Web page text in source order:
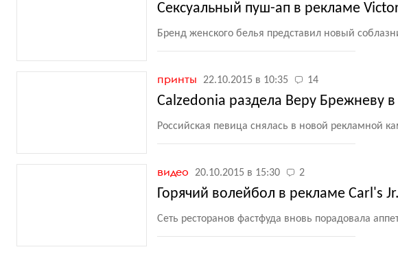
Сексуальный пуш-ап в рекламе
Бренд женского белья представил новый
принты 22.10.2015 в 10:35 14
Calzedonia раздела Веру Брежневу
Российская певица снялась в новой рекламной
видео 20.10.2015 в 15:30 2
Горячий волейбол в рекламе Carl's Jr.
Сеть ресторанов фастфуда вновь порадовала